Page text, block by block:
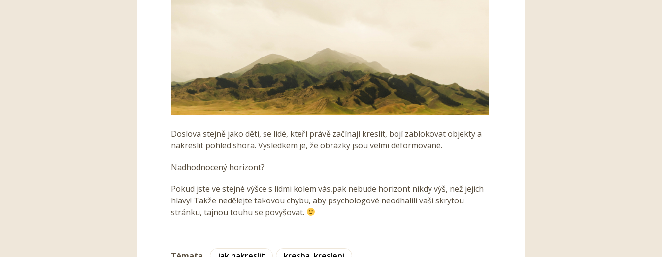
Doslova stejně jako děti, se lidé, kteří právě začínají kreslit, bojí zablokovat objekty a
nakreslit pohled shora. Výsledkem je, že obrázky jsou velmi deformované.
Nadhodnocený horizont?
Pokud jste ve stejné výšce s lidmi kolem vás,pak nebude horizont nikdy výš, než jejich
hlavy! Takže nedělejte takovou chybu, aby psychologové neodhalili vaši skrytou
stránku, tajnou touhu se povyšovat.